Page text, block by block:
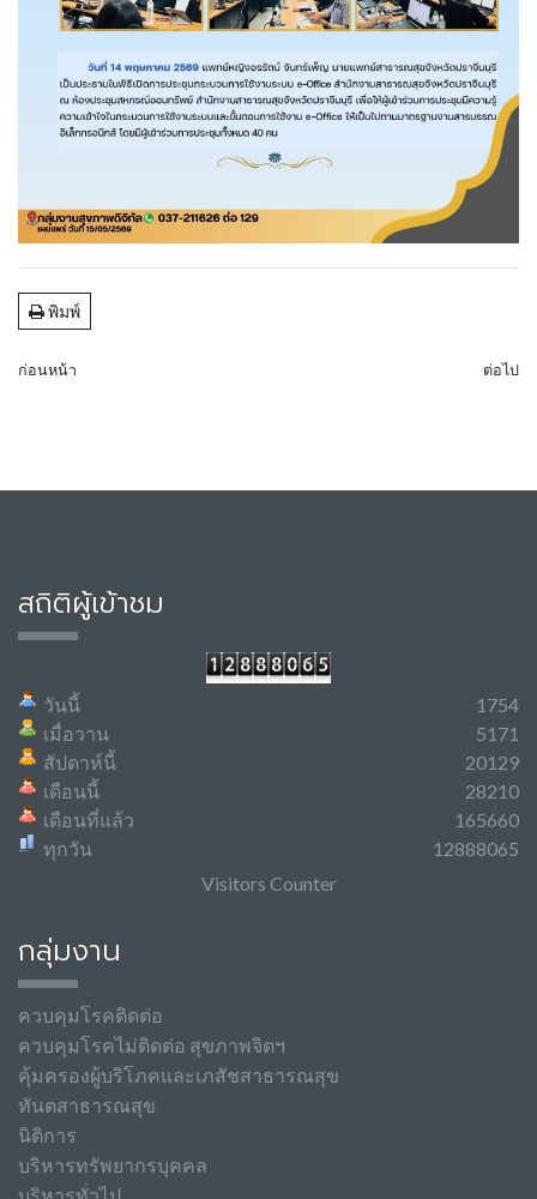
พิมพ์
ก่อนหน้า ต่อไป
สถิติผู้เข้าชม
วันนี้
เมื่อวาน
สัปดาห์นี้
เดือนนี้
เดือนที่แล้ว
ทุกวัน
1754
5171
20129
28210
165660
12888065
Visitors Counter
กลุ่มงาน
ควบคุมโรคติดต่อ
ควบคุมโรคไม่ติดต่อ สุขภาพจิตฯ
คุ้มครองผู้บริโภคและเภสัชสาธารณสุข
ทันตสาธารณสุข
นิติการ
บริหารทรัพยากรบุคคล